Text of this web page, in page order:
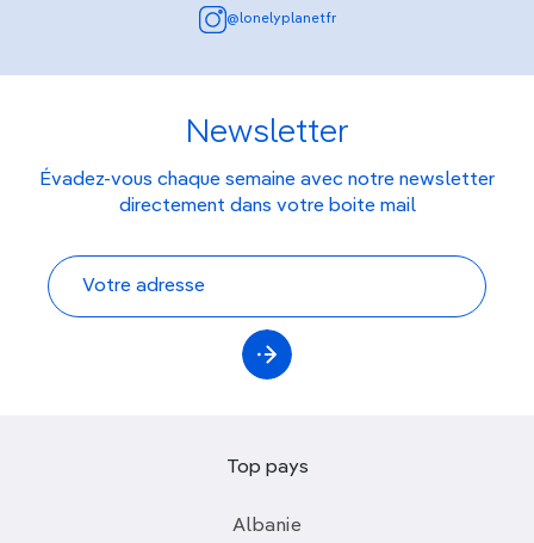
@lonelyplanetfr
Newsletter
Évadez-vous chaque semaine avec notre newsletter
directement dans votre boite mail
Top pays
Albanie